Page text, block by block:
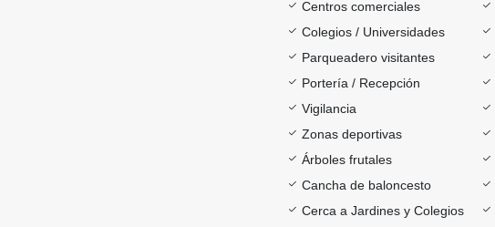
Centros comerciales
Colegios / Universidades
Parqueadero visitantes
Portería / Recepción
Vigilancia
Zonas deportivas
Árboles frutales
Cancha de baloncesto
Cerca a Jardines y Colegios